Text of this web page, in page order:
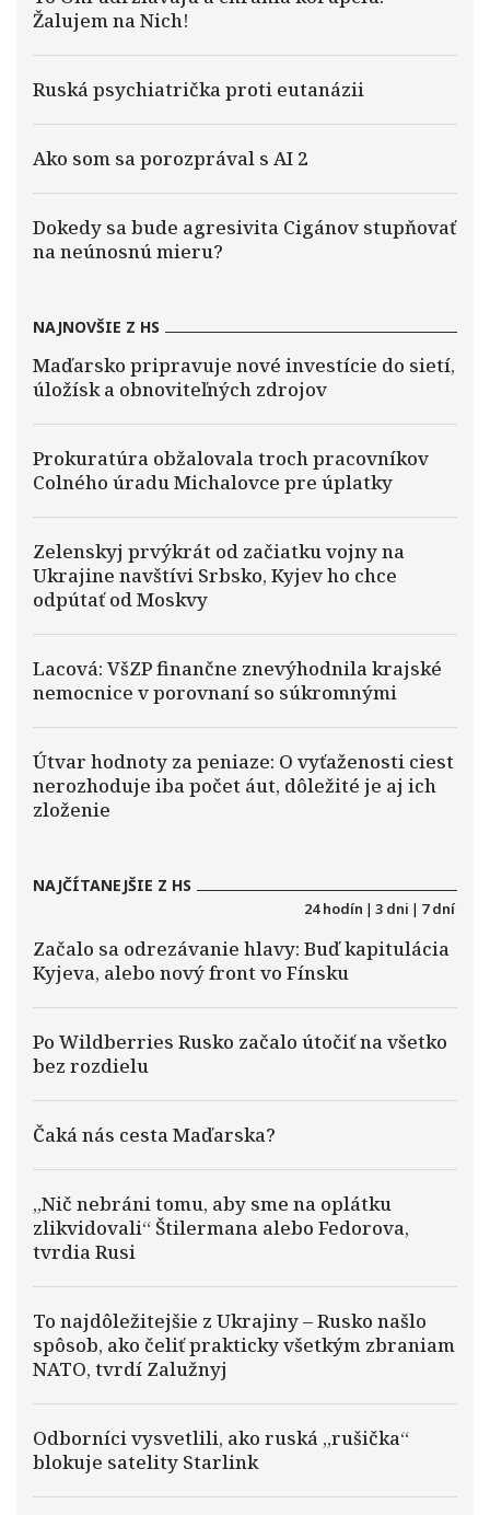
Žalujem na Nich!
Ruská psychiatrička proti eutanázii
Ako som sa porozprával s AI 2
Dokedy sa bude agresivita Cigánov stupňovať
na neúnosnú mieru?
NAJNOVŠIE Z HS
Maďarsko pripravuje nové investície do sietí,
úložísk a obnoviteľných zdrojov
Prokuratúra obžalovala troch pracovníkov
Colného úradu Michalovce pre úplatky
Zelenskyj prvýkrát od začiatku vojny na
Ukrajine navštívi Srbsko, Kyjev ho chce
odpútať od Moskvy
Lacová: VšZP finančne znevýhodnila krajské
nemocnice v porovnaní so súkromnými
Útvar hodnoty za peniaze: O vyťaženosti ciest
nerozhoduje iba počet áut, dôležité je aj ich
zloženie
NAJČÍTANEJŠIE Z HS
24 hodín | 3 dni | 7 dní
Začalo sa odrezávanie hlavy: Buď kapitulácia
Kyjeva, alebo nový front vo Fínsku
Po Wildberries Rusko začalo útočiť na všetko
bez rozdielu
Čaká nás cesta Maďarska?
„Nič nebráni tomu, aby sme na oplátku
zlikvidovali“ Štilermana alebo Fedorova,
tvrdia Rusi
To najdôležitejšie z Ukrajiny – Rusko našlo
spôsob, ako čeliť prakticky všetkým zbraniam
NATO, tvrdí Zalužnyj
Odborníci vysvetlili, ako ruská „rušička“
blokuje satelity Starlink